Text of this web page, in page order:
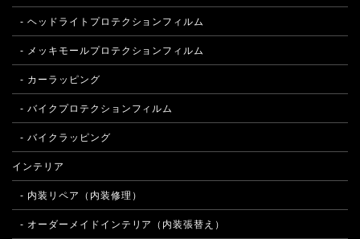
- ヘッドライトプロテクションフィルム
- メッキモールプロテクションフィルム
- カーラッピング
- バイクプロテクションフィルム
- バイクラッピング
インテリア
- 内装リペア（内装修理）
- オーダーメイドインテリア（内装張替え）